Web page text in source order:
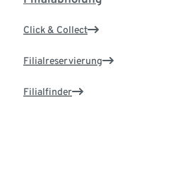
Click & Collect
Filialreservierung
Filialfinder